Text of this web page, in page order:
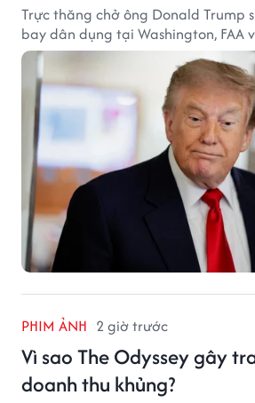
Trực thăng chở ông Donald Trump
bay dân dụng tại Washington, FAA
PHIM ẢNH 2 giờ trước
Vì sao The Odyssey gây
doanh thu khủng?